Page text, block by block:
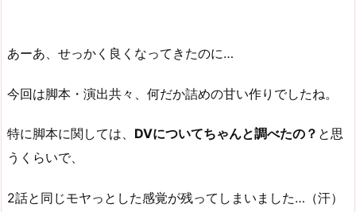
あーあ、せっかく良くなってきたのに…
今回は脚本・演出共々、何だか詰めの甘い作りでしたね。
特に脚本に関しては、 DVについてちゃんと調べたの？ と思
うくらいで、
2話と同じモヤっとした感覚が残ってしまいました…（汗）